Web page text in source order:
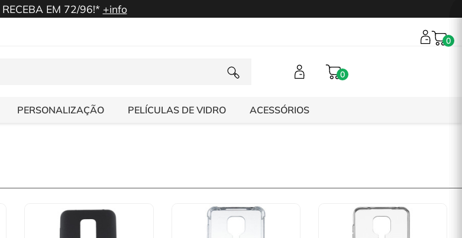
RECEBA EM 72/96!* +info
0
0
PERSONALIZAÇÃO PELÍCULAS DE VIDRO ACESSÓRIOS